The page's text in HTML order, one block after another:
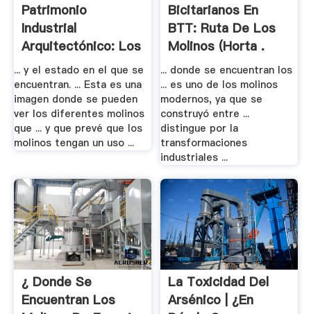
Patrimonio
Industrial
Arquitectónico: Los
Molinos .
... y el estado en el que se
encuentran. ... Esta es una
imagen donde se pueden
ver los diferentes molinos
que ... y que prevé que los
molinos tengan un uso ...
Bicitarianos En
BTT: Ruta De Los
Molinos (Horta .
... donde se encuentran los
... es uno de los molinos
modernos, ya que se
construyó entre ...
distingue por la
transformaciones
industriales ...
¿ Donde Se
Encuentran Los
La Toxicidad Del
Arsénico | ¿En